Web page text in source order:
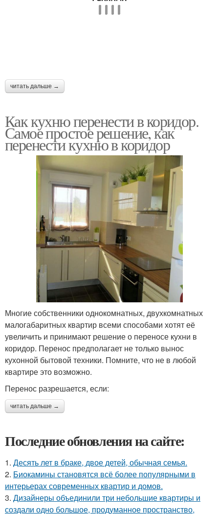
читать дальше →
Как кухню перенести в коридор.
Самое простое решение, как
перенести кухню в коридор
Многие собственники однокомнатных, двухкомнатных
малогабаритных квартир всеми способами хотят её
увеличить и принимают решение о переносе кухни в
коридор. Перенос предполагает не только вынос
кухонной бытовой техники. Помните, что не в любой
квартире это возможно.
Перенос разрешается, если:
читать дальше →
Последние обновления на сайте:
1. Десять лет в браке, двое детей, обычная семья.
2. Биокамины становятся всё более популярными в
интерьерах современных квартир и домов.
3. Дизайнеры объединили три небольшие квартиры и
создали одно большое, продуманное пространство,